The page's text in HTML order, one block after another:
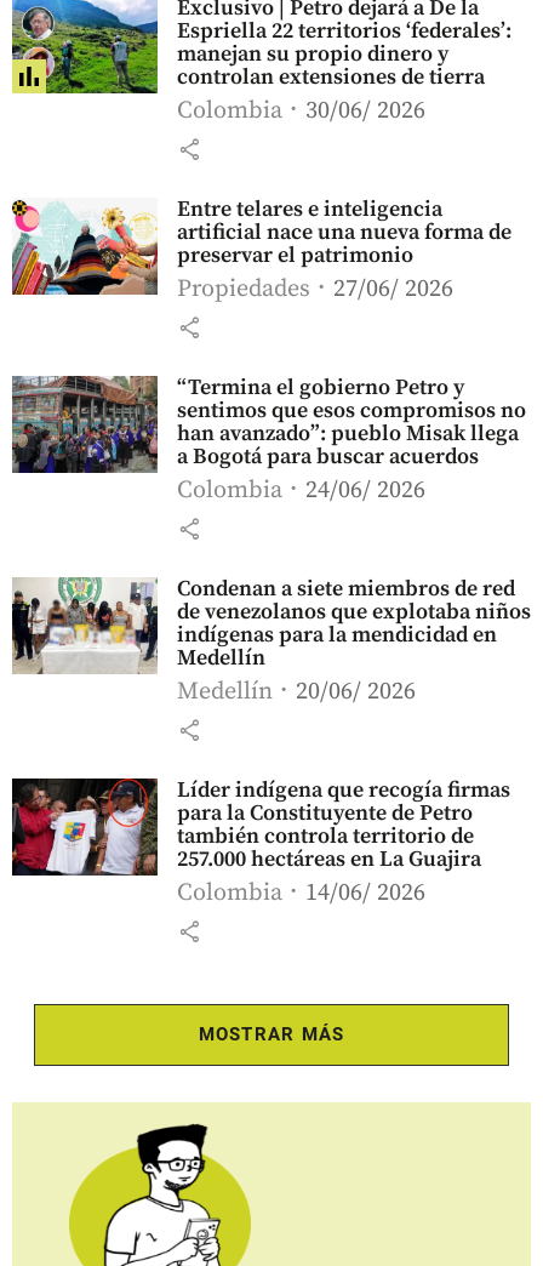
Exclusivo | Petro dejará a De la
Espriella 22 territorios ‘federales’:
manejan su propio dinero y
controlan extensiones de tierra
Colombia 30/06/ 2026
share
Entre telares e inteligencia
artificial nace una nueva forma de
preservar el patrimonio
Propiedades 27/06/ 2026
share
“Termina el gobierno Petro y
sentimos que esos compromisos no
han avanzado”: pueblo Misak llega
a Bogotá para buscar acuerdos
Colombia 24/06/ 2026
share
Condenan a siete miembros de red
de venezolanos que explotaba niños
indígenas para la mendicidad en
Medellín
Medellín 20/06/ 2026
share
Líder indígena que recogía firmas
para la Constituyente de Petro
también controla territorio de
257.000 hectáreas en La Guajira
Colombia 14/06/ 2026
share
MOSTRAR MÁS